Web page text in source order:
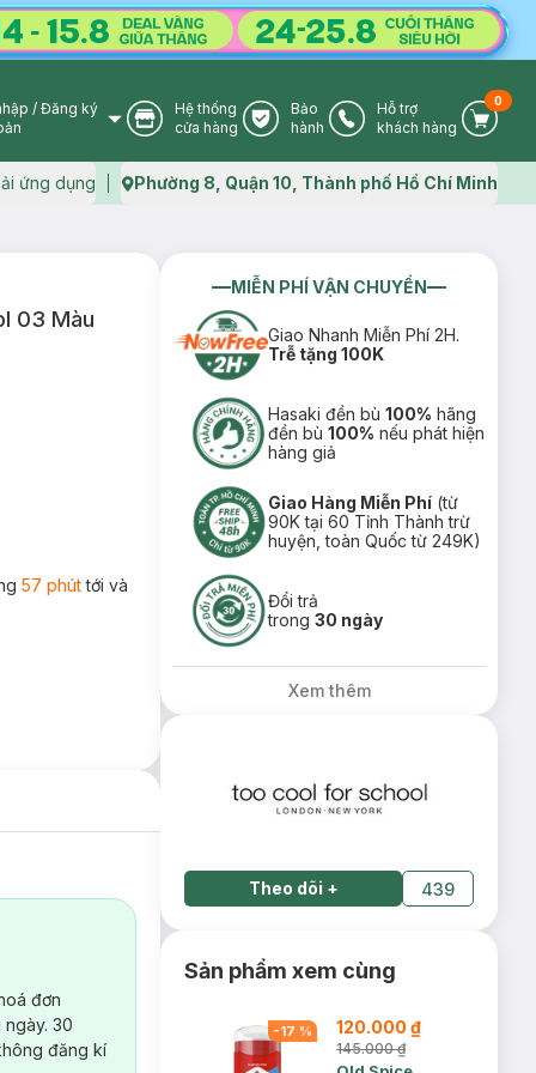
User Icon
/ Đăng ký
Store Icon
Hệ thống
cửa hàng
Warranty Icon
Bảo
hành
Phone Icon
Hỗ trợ
khách hàng
Cart
0
ứng dụng Map icon
Phường 8, Quận 10, Thành phố Hồ Chí Minh
03 Màu
57 phúttới và
đơn
30
đăng kí
MIỄN PHÍ VẬN CHUYỂN
Giao Nhanh Miễn Phí 2H.
Trễ tặng 100K
Hasaki đền bù100% hãng
đền bù100% nếu phát hiện
hàng giả
Giao Hàng Miễn Phí (từ
90K tại 60 Tỉnh Thành trừ
huyện, toàn Quốc từ 249K)
Đổi trả
trong30 ngày
Xem thêm
Theo dõi + 439
Sản phẩm xem cùng
-17 % 120.000 ₫
145.000 ₫